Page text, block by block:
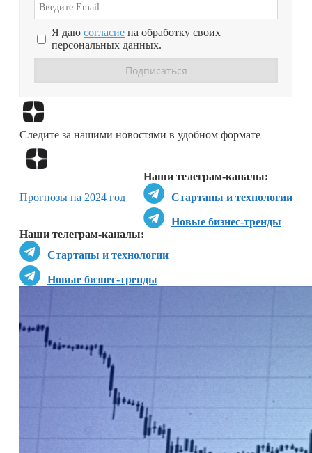
Я даю согласие на обработку своих
персональных данных.
Следите за нашими новостями в удобном формате
Наши телеграм-каналы:
Стартапы и технологии
Новые бизнес-тренды
Наши телеграм-каналы:
Стартапы и технологии
Новые бизнес-тренды
Прогнозы на 2024 год